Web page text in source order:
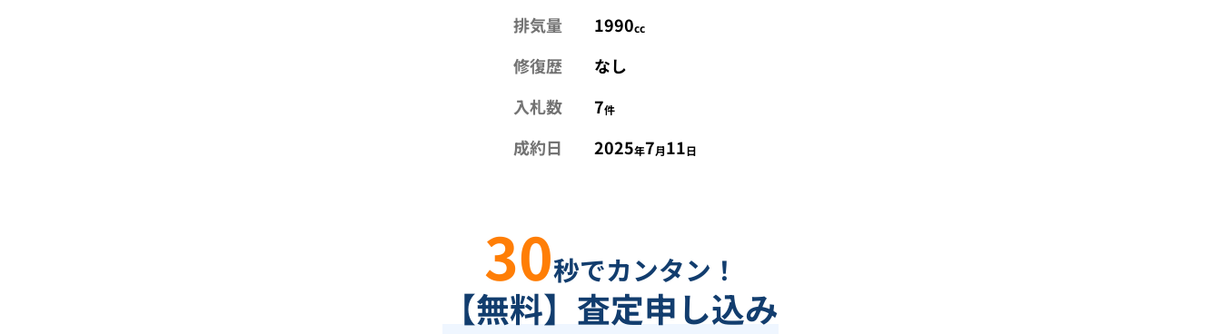
排気量
1990cc
修復歴
なし
入札数
7件
成約日 2025年7月11日
30秒でカンタン！
【無料】査定申し込み